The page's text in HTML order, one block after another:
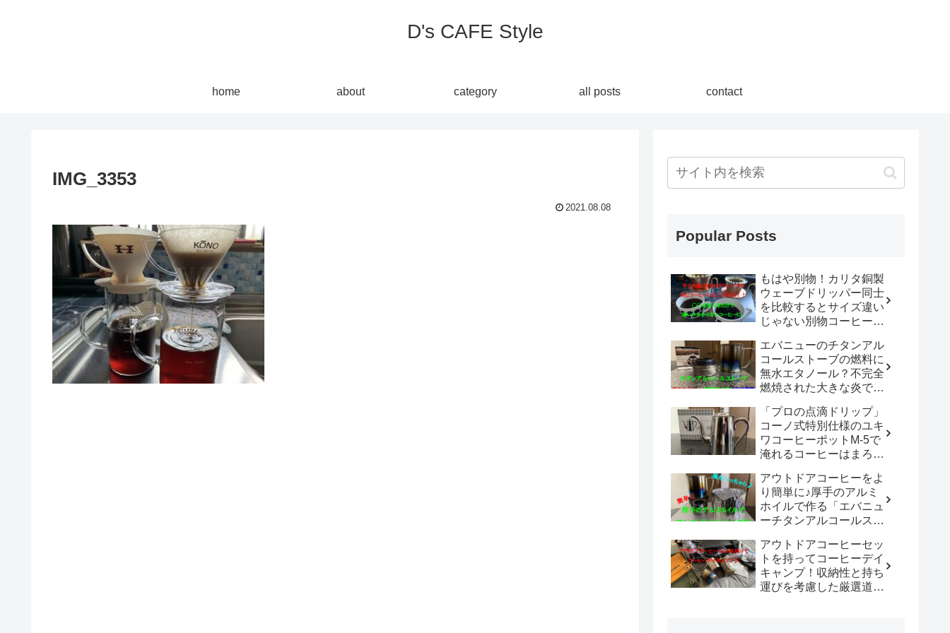
D's CAFE Style
home about category all posts contact
IMG_3353
2021.08.08
Popular Posts
もはや別物！カリタ銅製
ウェーブドリッパー同士
を比較するとサイズ違い
じゃない別物コーヒード
「WDC-185開封レビュ
ー」
エバニューのチタンアル
コールストーブの燃料に
無水エタノール？不完全
燃焼された大きな炎でチ
沸かしてコーヒーを楽し
む。
「プロの点滴ドリップ」
コーノ式特別仕様のユキ
ワコーヒーポットM-5で
淹れるコーヒーはまろや
アウトドアコーヒーをよ
り簡単に♪厚手のアルミ
ホイルで作る「エバニュ
ーチタンアルコールスト
手は既製品以上？？
アウトドアコーヒーセッ
トを持ってコーヒーデイ
キャンプ！収納性と持ち
運びを考慮した厳選道具